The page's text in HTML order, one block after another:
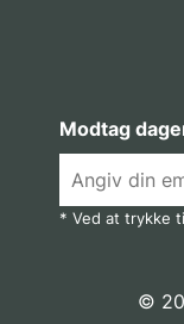
Modtag
* Ved at trykke
©